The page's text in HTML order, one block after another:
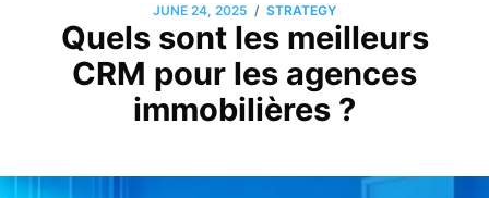
JUNE 24, 2025 / STRATEGY
Quels sont les meilleurs
CRM pour les agences
immobilières ?